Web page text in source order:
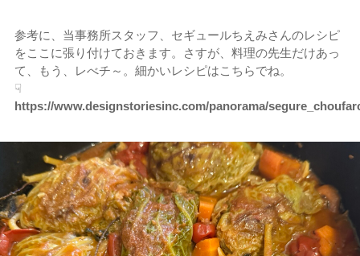
参考に、当事務所スタッフ、セギュールちえみさんのレシピ
をここに張り付けておきます。さすが、料理の先生だけあっ
て、もう、レべチ～。細かいレシピはこちらでね。
☟
https://www.designstoriesinc.com/panorama/